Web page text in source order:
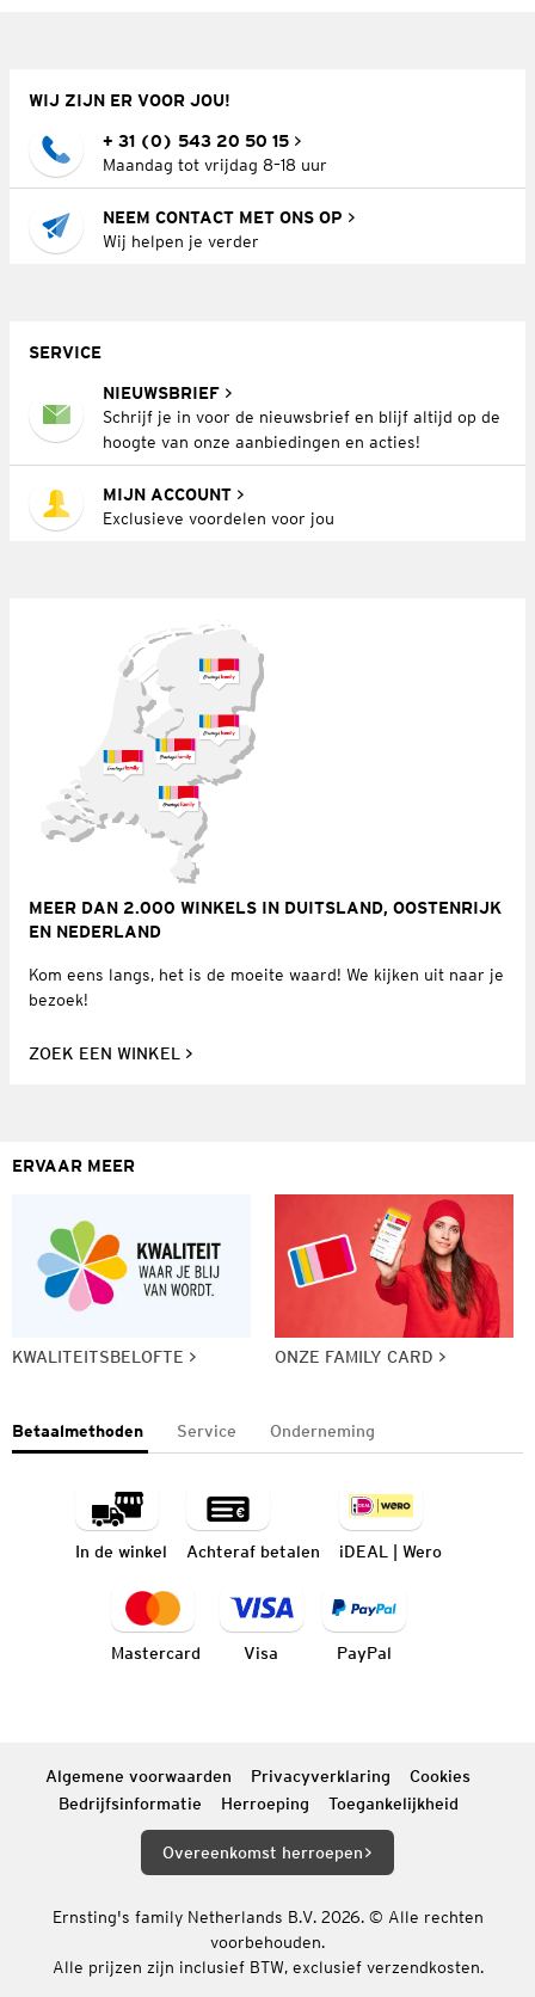
WIJ ZIJN ER VOOR JOU!
+ 31 (0) 543 20 50 15
Maandag tot vrijdag 8–18 uur
NEEM CONTACT MET ONS OP
Wij helpen je verder
SERVICE
NIEUWSBRIEF
Schrijf je in voor de nieuwsbrief en blijf altijd op de
hoogte van onze aanbiedingen en acties!
MIJN ACCOUNT
Exclusieve voordelen voor jou
MEER DAN 2.000 WINKELS IN DUITSLAND, OOSTENRIJK
EN NEDERLAND
Kom eens langs, het is de moeite waard! We kijken uit naar je
bezoek!
ZOEK EEN WINKEL
ERVAAR MEER
KWALITEITSBELOFTE ONZE FAMILY CARD
Betaalmethoden Service Onderneming
In de winkel Achteraf betalen iDEAL | Wero
Mastercard Visa PayPal
Algemene voorwaarden Privacyverklaring
Cookies
Bedrijfsinformatie
Herroeping Toegankelijkheid
Overeenkomst herroepen
Ernsting's family Netherlands B.V. 2026. © Alle rechten
voorbehouden.
Alle prijzen zijn inclusief BTW, exclusief verzendkosten.